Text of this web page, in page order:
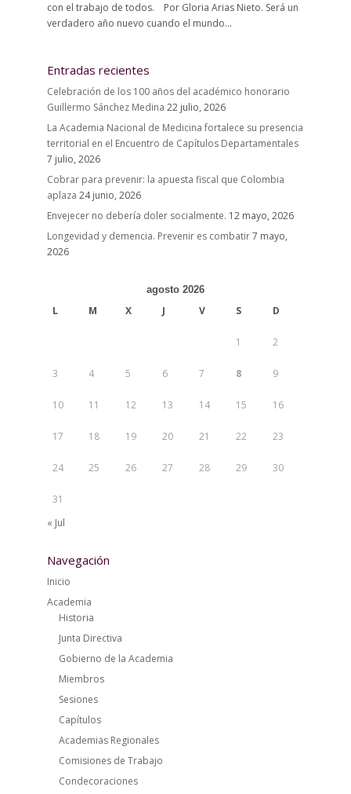
con el trabajo de todos. Por Gloria Arias Nieto. Será un
verdadero año nuevo cuando el mundo...
Entradas recientes
Celebración de los 100 años del académico honorario
Guillermo Sánchez Medina 22 julio, 2026
La Academia Nacional de Medicina fortalece su presencia
territorial en el Encuentro de Capítulos Departamentales
7 julio, 2026
Cobrar para prevenir: la apuesta fiscal que Colombia
aplaza 24 junio, 2026
Envejecer no debería doler socialmente. 12 mayo, 2026
Longevidad y demencia. Prevenir es combatir7 mayo,
2026
agosto 2026
L M X J V S D
1 2
3 4 5 6 7 8 9
10 11 12 13 14 15 16
17 18 19 20 21 22 23
24 25 26 27 28 29 30
31
« Jul
Navegación
Inicio
Academia
Historia
Junta Directiva
Gobierno de la Academia
Miembros
Sesiones
Capítulos
Academias Regionales
Comisiones de Trabajo
Condecoraciones